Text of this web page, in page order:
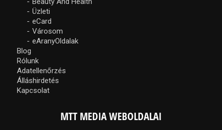
Üzleti
eCard
Városom
eAranyOldalak
Blog
Rólunk
Adatellenőrzés
Álláshirdetés
Kapcsolat
MTT MEDIA WEBOLDALAI